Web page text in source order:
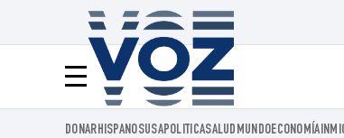
Menú
Voz.us
DONARHISPANOSUSAPOLITICASALUD MUNDOECONOMÍA